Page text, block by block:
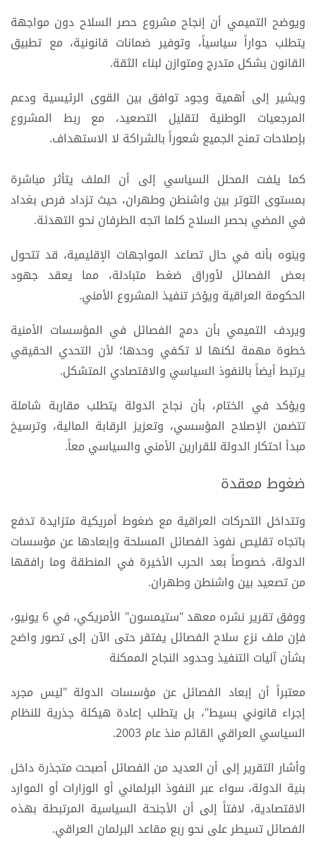
ويوضح التميمي أن إنجاح مشروع حصر السلاح دون مواجهة
يتطلب حواراً سياسياً، وتوفير ضمانات قانونية، مع تطبيق
القانون بشكل متدرج ومتوازن لبناء الثقة.
ويشير إلى أهمية وجود توافق بين القوى الرئيسية ودعم
المرجعيات الوطنية لتقليل التصعيد، مع ربط المشروع
بإصلاحات تمنح الجميع شعوراً بالشراكة لا الاستهداف.
كما يلفت المحلل السياسي إلى أن الملف يتأثر مباشرة
بمستوى التوتر بين واشنطن وطهران، حيث تزداد فرص بغداد
في المضي بحصر السلاح كلما اتجه الطرفان نحو التهدئة.
وينوه بأنه في حال تصاعد المواجهات الإقليمية، قد تتحول
بعض الفصائل لأوراق ضغط متبادلة، مما يعقد جهود
الحكومة العراقية ويؤخر تنفيذ المشروع الأمني.
ويردف التميمي بأن دمج الفصائل في المؤسسات الأمنية
خطوة مهمة لكنها لا تكفي وحدها؛ لأن التحدي الحقيقي
يرتبط أيضاً بالنفوذ السياسي والاقتصادي المتشكل.
ويؤكد في الختام، بأن نجاح الدولة يتطلب مقاربة شاملة
تتضمن الإصلاح المؤسسي، وتعزيز الرقابة المالية، وترسيخ
مبدأ احتكار الدولة للقرارين الأمني والسياسي معاً.
ضغوط معقدة
وتتداخل التحركات العراقية مع ضغوط أمريكية متزايدة تدفع
باتجاه تقليص نفوذ الفصائل المسلحة وإبعادها عن مؤسسات
الدولة، خصوصاً بعد الحرب الأخيرة في المنطقة وما رافقها
من تصعيد بين واشنطن وطهران.
ووفق تقرير نشره معهد "ستيمسون" الأمريكي، في 6 يونيو،
فإن ملف نزع سلاح الفصائل يفتقر حتى الآن إلى تصور واضح
بشأن آليات التنفيذ وحدود النجاح الممكنة
معتبراً أن إبعاد الفصائل عن مؤسسات الدولة "ليس مجرد
إجراء قانوني بسيط"، بل يتطلب إعادة هيكلة جذرية للنظام
السياسي العراقي القائم منذ عام 2003.
وأشار التقرير إلى أن العديد من الفصائل أصبحت متجذرة داخل
بنية الدولة، سواء عبر النفوذ البرلماني أو الوزارات أو الموارد
الاقتصادية، لافتاً إلى أن الأجنحة السياسية المرتبطة بهذه
الفصائل تسيطر على نحو ربع مقاعد البرلمان العراقي.